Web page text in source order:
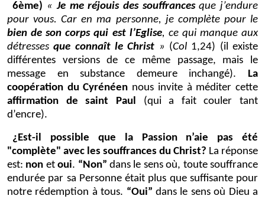
6ème) «Je me réjouis des souffrancesque j’endure
pour vous. Car en ma personne, je complète pour le
bien de son corps qui est l’Eglise, ce qui manque aux
détressesque connaît le Christ » (Col 1,24) (il existe
différentes versions de ce même passage, mais le
message en substance demeure inchangé). La
coopération du Cyrénéen nous invite à méditer cette
affirmation de saint Paul (qui a fait couler tant
d’encre).
¿Est-il possible que la Passion n’aie pas été
"complète" avec les souffrances du Christ? La réponse
est: non etoui. “Non” dans le sens où, toute souffrance
endurée par sa Personne était plus que suffisante pour
notre rédemption à tous. “Oui” dans le sens où Dieu a